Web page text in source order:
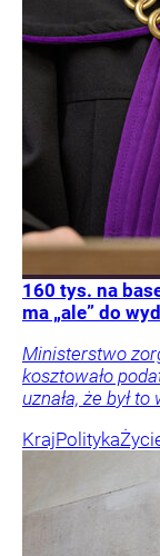
160 tys. na
ma „ale” do
Ministerstwo
kosztowało
uznała, że był
KrajPolityka